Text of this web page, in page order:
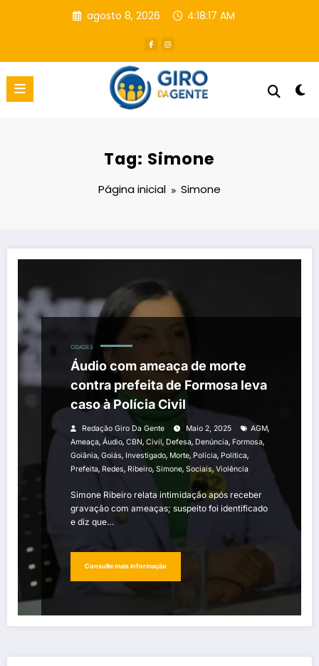
agosto 8, 2026 4:18:18 AM
Tag: Simone
Página inicial Simone
CIDADES
Áudio com ameaça de morte
contra prefeita de Formosa leva
caso à Polícia Civil
Redação Giro Da Gente Maio 2, 2025 AGM,
Ameaça, Áudio, CBN, Civil, Defesa, Denúncia, Formosa,
Goiânia, Goiás, Investigado, Morte, Polícia, Política,
Prefeita, Redes, Ribeiro, Simone, Sociais,Violência
Simone Ribeiro relata intimidação após receber
gravação com ameaças; suspeito foi identificado
e diz que…
Consulte mais informação